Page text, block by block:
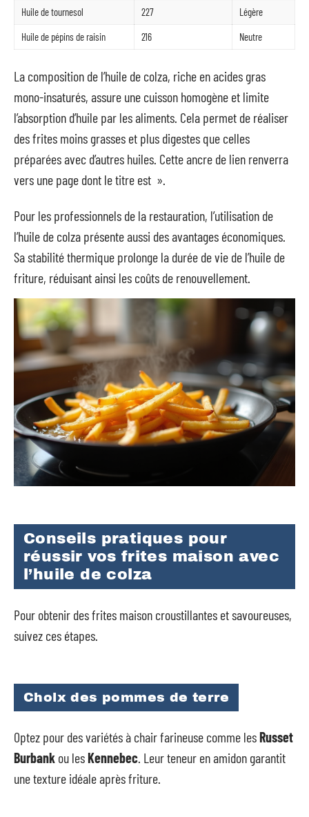
Huile de tournesol
227
Légère
Huile de pépins de raisin
216 Neutre
La composition de l’huile de colza, riche en acides gras
mono-insaturés, assure une cuisson homogène et limite
l’absorption d’huile par les aliments. Cela permet de réaliser
des frites moins grasses et plus digestes que celles
préparées avec d’autres huiles. Cette ancre de lien renverra
vers une page dont le titre est ».
Pour les professionnels de la restauration, l’utilisation de
l’huile de colza présente aussi des avantages économiques.
Sa stabilité thermique prolonge la durée de vie de l’huile de
friture, réduisant ainsi les coûts de renouvellement.
Conseils pratiques pour
réussir vos frites maison avec
l’huile de colza
Pour obtenir des frites maison croustillantes et savoureuses,
suivez ces étapes.
Choix des pommes de terre
Optez pour des variétés à chair farineuse comme lesRusset
Burbank ou lesKennebec. Leur teneur en amidon garantit
une texture idéale après friture.